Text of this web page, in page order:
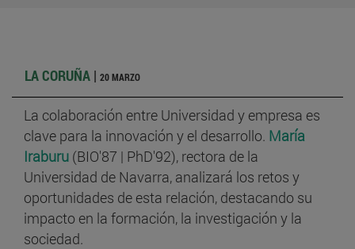
LA CORUÑA | 20 MARZO
La colaboración entre Universidad y empresa es
clave para la innovación y el desarrollo. María
Iraburu (BIO'87 | PhD'92), rectora de la
Universidad de Navarra, analizará los retos y
oportunidades de esta relación, destacando su
impacto en la formación, la investigación y la
sociedad.